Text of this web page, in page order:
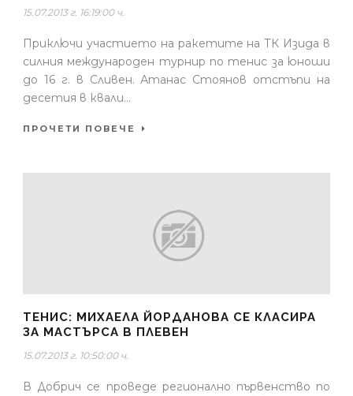
15.07.2013 г. 16:19:00 ч.
Приключи участието на ракетите на ТК Изида в
силния международен турнир по тенис за юноши
до 16 г. в Сливен. Атанас Стоянов отстъпи на
десетия в квали...
ПРОЧЕТИ ПОВЕЧЕ
ТЕНИС: МИХАЕЛА ЙОРДАНОВА СЕ КЛАСИРА
ЗА МАСТЪРСА В ПЛЕВЕН
15.07.2013 г. 10:50:00 ч.
В Добрич се проведе регионално първенство по